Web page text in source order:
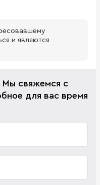
и являются
Мы свяжемся с
для вас время